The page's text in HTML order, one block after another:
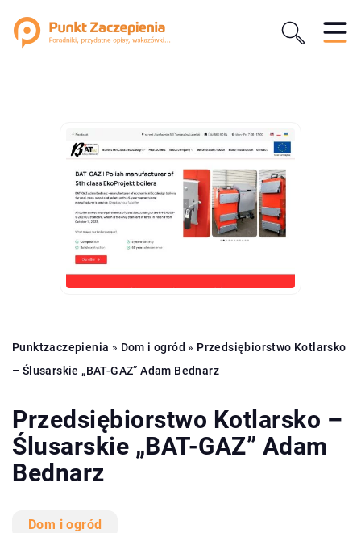
Punktzaczepienia » Dom i ogród » Przedsiębiorstwo Kotlarsko
– Ślusarskie „BAT-GAZ” Adam Bednarz
Przedsiębiorstwo Kotlarsko –
Ślusarskie „BAT-GAZ” Adam
Bednarz
Dom i ogród